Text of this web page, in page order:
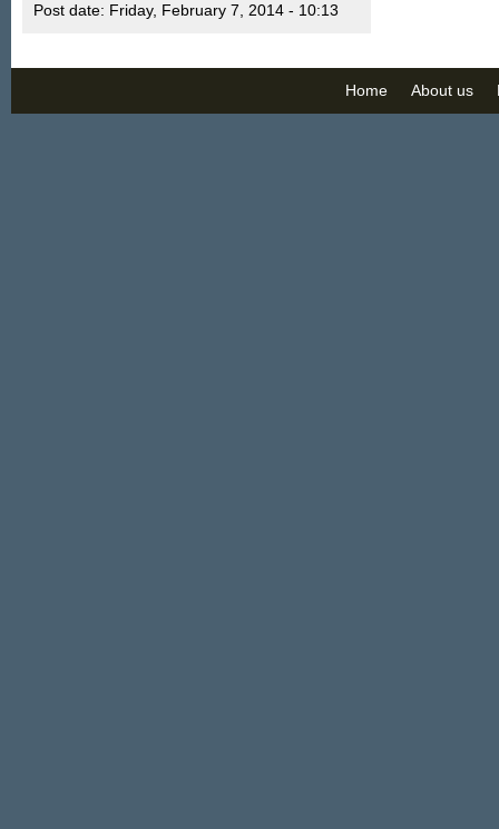
Post date: Friday, February 7, 2014 - 10:13
Home About us